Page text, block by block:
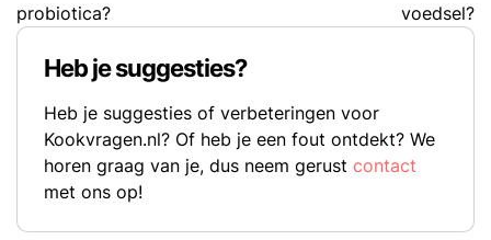
probiotica?
voedsel?
Heb je suggesties?
Heb je suggesties of verbeteringen voor
Kookvragen.nl? Of heb je een fout ontdekt? We
horen graag van je, dus neem gerust contact
met ons op!